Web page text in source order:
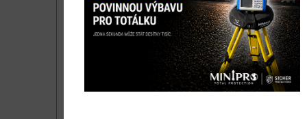
Magnetická vodováha 100cm, z
hliníkového profilu,vysoká odolnost
proti ohybu a zkroucení.
489,00